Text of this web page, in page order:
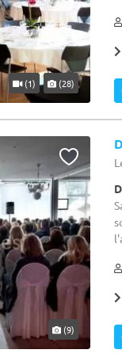
(1) (28)
(9)